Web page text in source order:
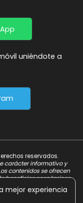
uniéndote a
reservados.
carácter informativo y
contenidos se ofrecen
beneficios económicos.
mejor experiencia